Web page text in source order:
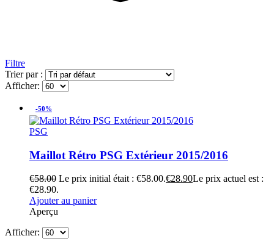
Filtre
Trier par :
Afficher:
-50%
PSG
Maillot Rétro PSG Extérieur 2015/2016
€58.00 Le prix initial était : €58.00.€28.90Le prix actuel est :
€28.90.
Ajouter au panier
Aperçu
Afficher: